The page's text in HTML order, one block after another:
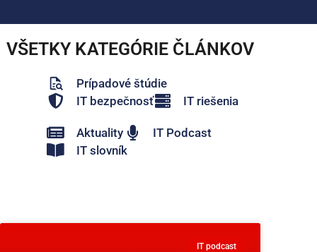
VŠETKY KATEGÓRIE ČLÁNKOV
Prípadové štúdie
IT bezpečnosť
IT riešenia
Aktuality
IT Podcast
IT slovník
IT podcast